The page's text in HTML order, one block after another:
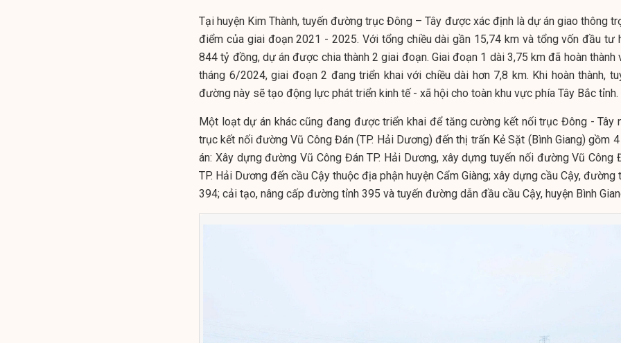
Tại huyện Kim Thành, tuyến đường trục Đông – Tây được xác định là dự án giao thông
điểm của giai đoạn 2021 - 2025. Với tổng chiều dài gần 15,74 km và tổng vốn đầu tư
844 tỷ đồng, dự án được chia thành 2 giai đoạn. Giai đoạn 1 dài 3,75 km đã hoàn thành
tháng 6/2024, giai đoạn 2 đang triển khai với chiều dài hơn 7,8 km. Khi hoàn thành,
đường này sẽ tạo động lực phát triển kinh tế - xã hội cho toàn khu vực phía Tây Bắc tỉnh.
Một loạt dự án khác cũng đang được triển khai để tăng cường kết nối trục Đông - Tây
trục kết nối đường Vũ Công Đán (TP. Hải Dương) đến thị trấn Kẻ Sặt (Bình Giang) gồm
án: Xây dựng đường Vũ Công Đán TP. Hải Dương, xây dựng tuyến nối đường Vũ Công
TP. Hải Dương đến cầu Cậy thuộc địa phận huyện Cẩm Giàng; xây dựng cầu Cậy, đường
394; cải tạo, nâng cấp đường tỉnh 395 và tuyến đường dẫn đầu cầu Cậy, huyện Bình